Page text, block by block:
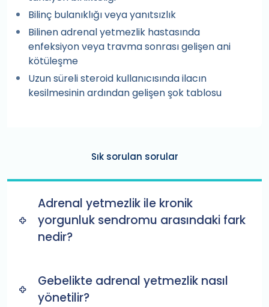
Bilinç bulanıklığı veya yanıtsızlık
Bilinen adrenal yetmezlik hastasında
enfeksiyon veya travma sonrası gelişen ani
kötüleşme
Uzun süreli steroid kullanıcısında ilacın
kesilmesinin ardından gelişen şok tablosu
Sık sorulan sorular
Adrenal yetmezlik ile kronik
yorgunluk sendromu arasındaki fark
nedir?
Gebelikte adrenal yetmezlik nasıl
yönetilir?